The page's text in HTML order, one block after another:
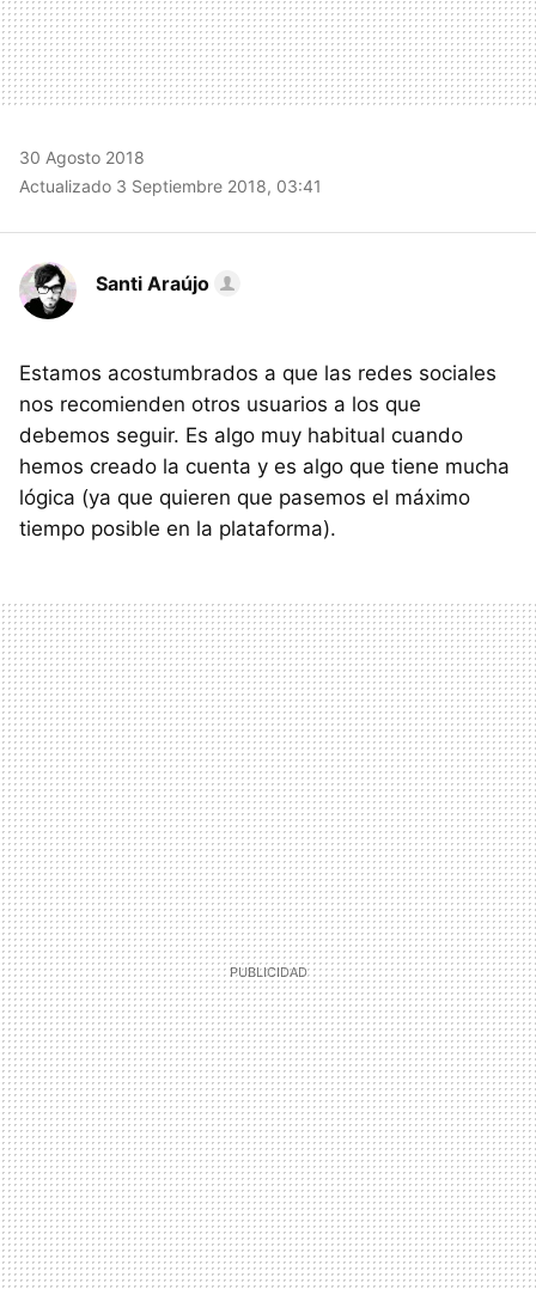
30 Agosto 2018
Actualizado 3 Septiembre 2018, 03:41
Santi Araújo
Estamos acostumbrados a que las redes sociales
nos recomienden otros usuarios a los que
debemos seguir. Es algo muy habitual cuando
hemos creado la cuenta y es algo que tiene mucha
lógica (ya que quieren que pasemos el máximo
tiempo posible en la plataforma).